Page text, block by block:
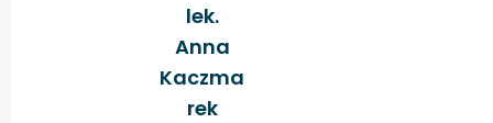
lek.
Anna
Kaczma
rek